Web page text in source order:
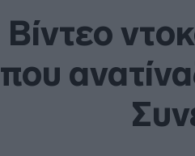
Βίντεο
που